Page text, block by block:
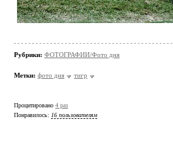
Рубрики: ФОТОГРАФИИ/Фото дня
Метки: фото дня тигр
Процитировано 4 раз
Понравилось: 16 пользователям